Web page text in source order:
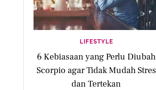
LIFESTYLE
6 Kebiasaan yang Perlu Diubah
Scorpio agar Tidak Mudah Stres
dan Tertekan